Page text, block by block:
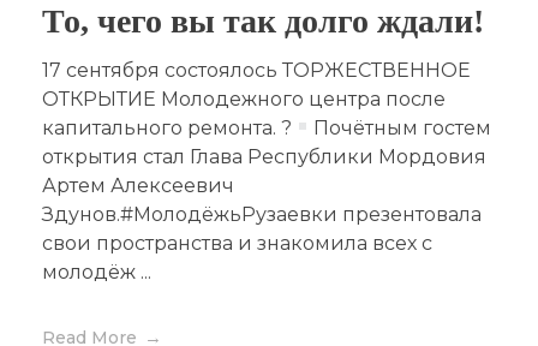
То, чего вы так долго ждали!
17 сентября состоялось ТОРЖЕСТВЕННОЕ
ОТКРЫТИЕ Молодежного центра после
капитального ремонта. ?
Почётным гостем
открытия стал Глава Республики Мордовия
Артем Алексеевич
Здунов.#МолодёжьРузаевки презентовала
свои пространства и знакомила всех с
молодёж ...
Read More